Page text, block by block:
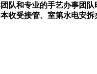
和专业的手艺办事团
受接管、室第水电安